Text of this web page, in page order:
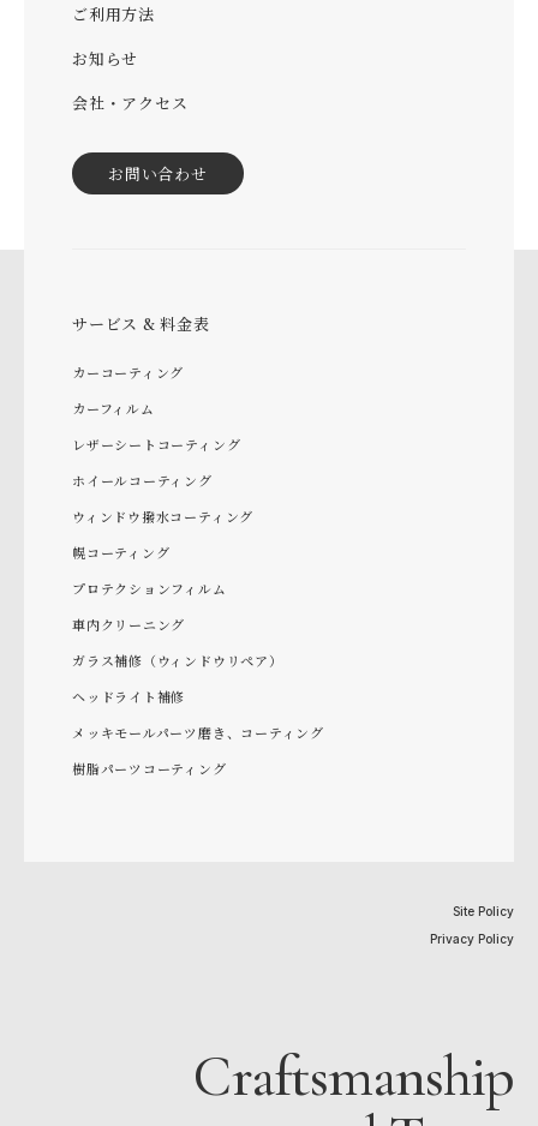
ご利用方法
お知らせ
会社・アクセス
お問い合わせ
サービス & 料金表
カーコーティング
カーフィルム
レザーシートコーティング
ホイールコーティング
ウィンドウ撥水コーティング
幌コーティング
プロテクションフィルム
車内クリーニング
ガラス補修（ウィンドウリペア）
ヘッドライト補修
メッキモールパーツ磨き、コーティング
樹脂パーツコーティング
Site Policy
Privacy Policy
Craftsmanship